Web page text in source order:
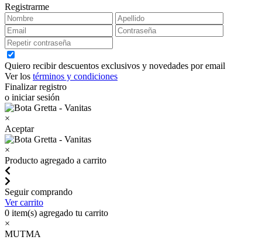
Registrarme
Quiero recibir descuentos exclusivos y novedades por email
Ver los términos y condiciones
Finalizar registro
o iniciar sesión
×
Aceptar
×
Producto agregado a carrito
Seguir comprando
Ver carrito
0 item(s) agregado tu carrito
×
MUTMA